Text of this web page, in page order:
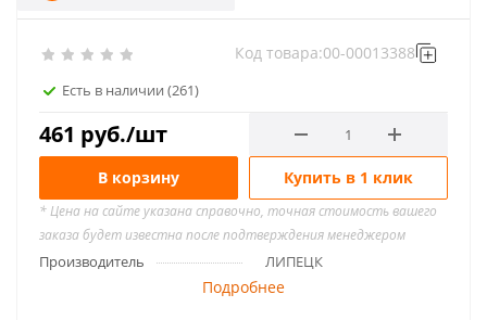
Есть в наличии (261)
Код товара:00-00013388
461 руб./шт
В корзину Купить в 1 клик
* Цена на сайте указана справочно, точная стоимость вашего
заказа будет известна после подтверждения менеджером
Производитель ЛИПЕЦК
Подробнее